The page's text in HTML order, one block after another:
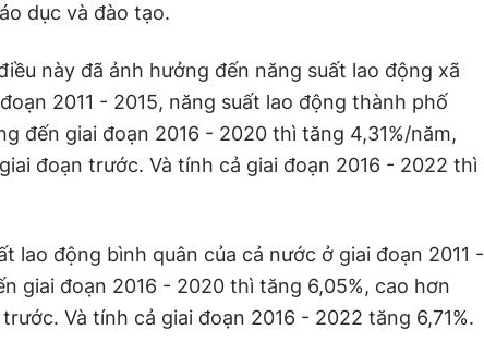
dục và đào tạo.
này đã ảnh hưởng đến năng suất lao động xã
2011 - 2015, năng suất lao động thành phố
đến giai đoạn 2016 - 2020 thì tăng 4,31%/năm,
đoạn trước. Và tính cả giai đoạn 2016 - 2022 thì
lao động bình quân của cả nước ở giai đoạn 2011 -
giai đoạn 2016 - 2020 thì tăng 6,05%, cao hơn
Và tính cả giai đoạn 2016 - 2022 tăng 6,71%.